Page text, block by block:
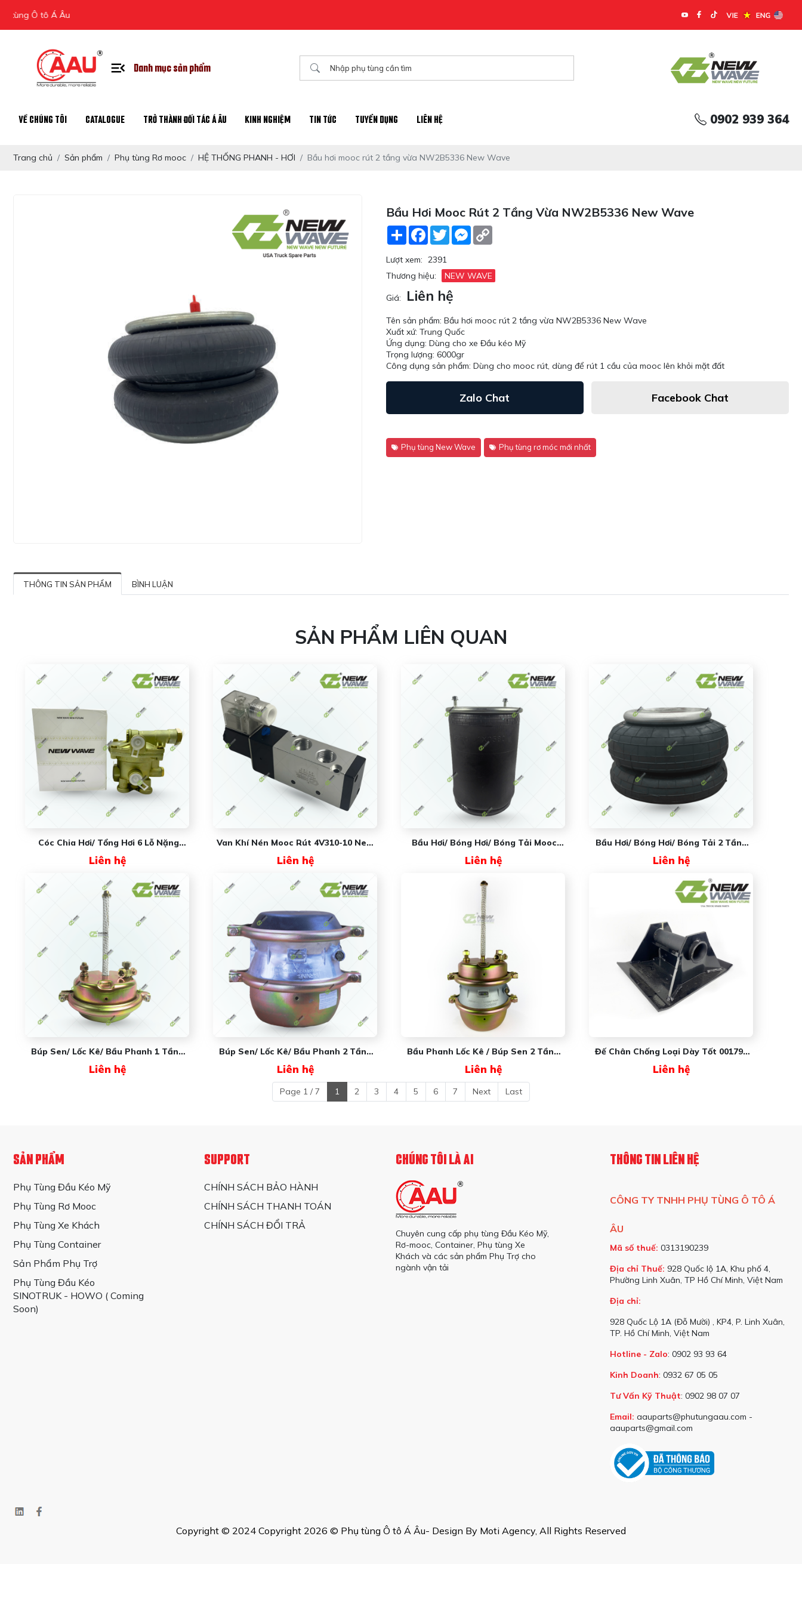
tô Á Âu
Danh mục sản phẩm
VỀ CHÚNG TÔI CATALOGUE TRỞ THÀNH ĐỐI TÁC Á ÂU KINH NGHIỆM TIN TỨC TUYỂN DỤNG LIÊN HỆ 0902 939 364
Trang chủ Sản phẩm Phụ tùng Rơ mooc HỆ THỐNG PHANH - HƠI Bầu hơi mooc rút 2 tầng vừa NW2B5336 New Wave
Bầu Hơi Mooc Rút 2 Tầng Vừa NW2B5336 New Wave
Share Facebook
TwitterMessenger
Lượt xem: 2391
Thương hiệu:
NEW WAVE
Giá: Liên hệ
Tên sản phẩm: Bầu hơi mooc rút 2 tầng vừa NW2B5336 New Wave
Xuất xứ: Trung Quốc
Ứng dụng: Dùng cho xe Đầu kéo Mỹ
Trọng lượng: 6000gr
Công dụng sản phẩm: Dùng cho mooc rút, dùng để rút 1 cầu của mooc lên khỏi mặt đất
Zalo Chat Facebook Chat
Phụ tùng New Wave Phụ tùng rơ móc mới nhất
THÔNG TIN SẢN PHẨM BÌNH LUẬN
SẢN PHẨM LIÊN QUAN
Cóc Chia Hơi/ Tổng Hơi 6 Lỗ Nặng
Liên hệ
Van Khí Nén Mooc Rút 4V310-10 New
Liên hệ
Bầu Hơi/ Bóng Hơi/ Bóng Tải Mooc
Wave
Liên hệ
Bầu Hơi/ Bóng Hơi/ Bóng Tải 2 Tầng
Liên hệ
Búp Sen/ Lốc Kê/ Bầu Phanh 1 Tầng
Liên hệ
Búp Sen/ Lốc Kê/ Bầu Phanh 2 Tầng
(cảo Nhôm)
Liên hệ
Bầu Phanh Lốc Kê / Búp Sen 2 Tầng
Wave
Liên hệ
Đế Chân Chống Loại Dày Tốt 001794
Liên hệ
Page 1 / 7 1 2 3 4 5 6 7 Next Last
SẢN PHẨM
Phụ Tùng Đầu Kéo Mỹ
Phụ Tùng Rơ Mooc
Phụ Tùng Xe Khách
Phụ Tùng Container
Sản Phẩm Phụ Trợ
Phụ Tùng Đầu Kéo
SINOTRUK - HOWO ( Coming
Soon)
SUPPORT
CHÍNH SÁCH BẢO HÀNH
CHÍNH SÁCH THANH TOÁN
CHÍNH SÁCH ĐỔI TRẢ
CHÚNG TÔI LÀ AI
Chuyên cung cấp phụ tùng Đầu Kéo Mỹ,
Rơ-mooc, Container, Phụ tùng Xe
Khách và các sản phẩm Phụ Trợ cho
ngành vận tải
THÔNG TIN LIÊN HỆ
CÔNG TY TNHH PHỤ TÙNG Ô TÔ Á
ÂU
Mã số thuế: 0313190239
Địa chỉ Thuế: 928 Quốc lộ 1A, Khu phố 4,
Phường Linh Xuân, TP Hồ Chí Minh, Việt Nam
Địa chỉ:
928 Quốc Lộ 1A (Đỗ Mười) , KP4, P. Linh Xuân,
TP. Hồ Chí Minh, Việt Nam
Hotline - Zalo: 0902 93 93 64
Kinh Doanh: 0932 67 05 05
Tư Vấn Kỹ Thuật: 0902 98 07 07
Email: aauparts@phutungaau.com -
aauparts@gmail.com
Copyright © 2024 Copyright 2026 © Phụ tùng Ô tô Á Âu- Design By Moti Agency, All Rights Reserved